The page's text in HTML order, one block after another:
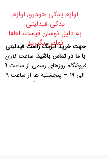
لوازم یدکی خودرو, لوازم
یدکی فیدلیتی
به دلیل نوسان قیمت، لطفا
تماس بگیرید
جهت خرید ایربگ راست فیدلیتی
با ما در تماس باشید. ساعت کاری
فروشگاه
روزهای رسمی از ساعت ۹
الی ۱۹ – پنجشنبه ها از ساعت ۹
آدرس فروشگاه